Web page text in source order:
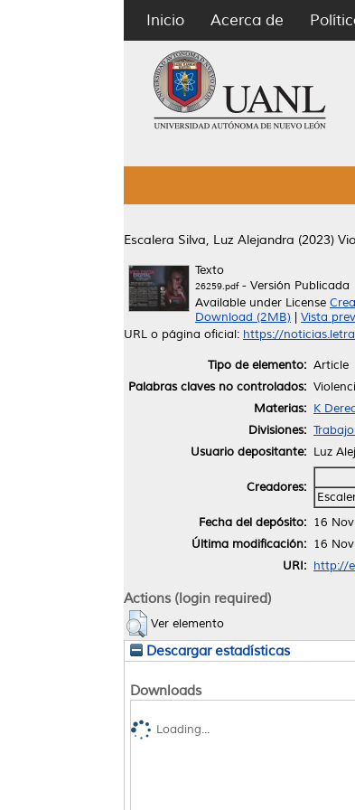
Inicio Acerca de
Escalera Silva, Luz Alejandra (2023)
Texto
26259.pdf- Versión Publicada
Available under License
Download (2MB)
Vista
URL o página oficial: https://
Tipo de elemento: Article
Palabras claves no controlados:
Materias: K
Divisiones:
Usuario depositante: Luz
Creadores:
Fecha del depósito: 16
Última modificación: 16
URI: http://
Actions (login required)
Ver elemento
Descargar estadísticas
Downloads
Loading...